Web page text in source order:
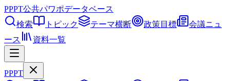
PPPT公共パワポデータベース
検索
トピック テーマ横断 政策目標
会議ニュ
ース
資料一覧
PPPT